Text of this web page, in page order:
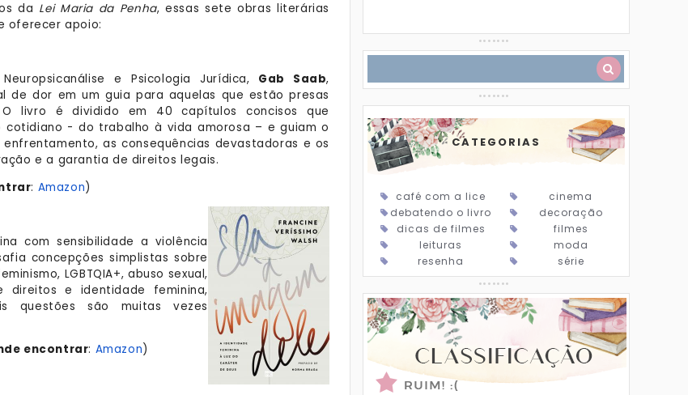
da Lei Maria da Penha, essas sete obras literárias
oferecer apoio:
e Psicologia Jurídica, Gab Saab,
de dor em um guia para aquelas que estão presas
O livro é dividido em 40 capítulos concisos que
- do trabalho à vida amorosa – e guiam o
as consequências devastadoras e os
e a garantia de direitos legais.
: Amazon)
com sensibilidade a violência
concepções simplistas sobre
LGBTQIA+, abuso sexual,
direitos e identidade feminina,
questões são muitas vezes
encontrar: Amazon)
CATEGORIAS
café com a lice
cinema
debatendo o livro
decoração
dicas de filmes
filmes
leituras
moda
resenha
série